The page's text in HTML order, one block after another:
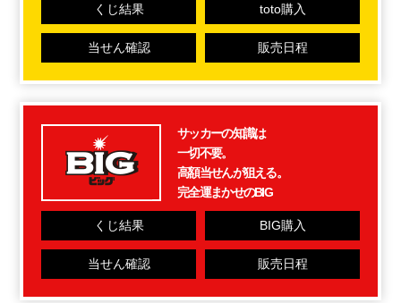
くじ結果 toto購入
当せん確認 販売日程
サッカーの知識は
一切不要。
高額当せんが狙える。
完全運まかせのBIG
くじ結果 BIG購入
当せん確認 販売日程